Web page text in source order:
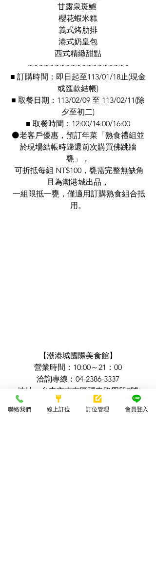
甘露泉斑鱸
櫻花蝦米糕
義式烤肋排
港式奶皇包
西式精緻甜點
~~~~~~~~~~~~~~~~~~~
■ 訂購時間：即日起至113/01/18止(現金
或匯款結帳)
■ 取餐日期：113/02/09 至 113/02/11(除
夕至初二)
■ 取餐時間：12:00/14:00/16:00
⚫老客戶優惠，預訂年菜「熟食禮組並
於現場結帳時歸還前次購買佛跳牆
甕」，
且為潮港城出品，
用。
【潮港城國際美食館】
營業時間：10:00～21：00
洽詢專線：04-2386-3337
地址：台中市南屯區環中路四段2號
線上訂位系統：
https://www.ckcchao.com/buffet
聯絡我們 線上訂位 訂位管理 會員登入